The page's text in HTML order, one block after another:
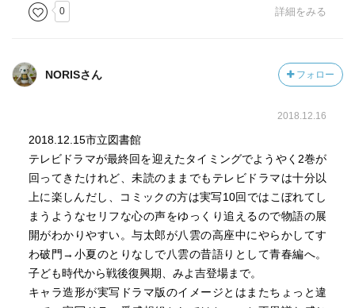
0 詳細をみる
NORISさん フォロー
2018.12.16
2018.12.15市立図書館
テレビドラマが最終回を迎えたタイミングでようやく2巻が
回ってきたけれど、未読のままでもテレビドラマは十分以
上に楽しんだし、コミックの方は実写10回ではこぼれてし
まうようなセリフな心の声をゆっくり追えるので物語の展
開がわかりやすい。与太郎が八雲の高座中にやらかしてす
わ破門→小夏のとりなしで八雲の昔語りとして青春編へ。
子ども時代から戦後復興期、みよ吉登場まで。
キャラ造形が実写ドラマ版のイメージとはまたちょっと違